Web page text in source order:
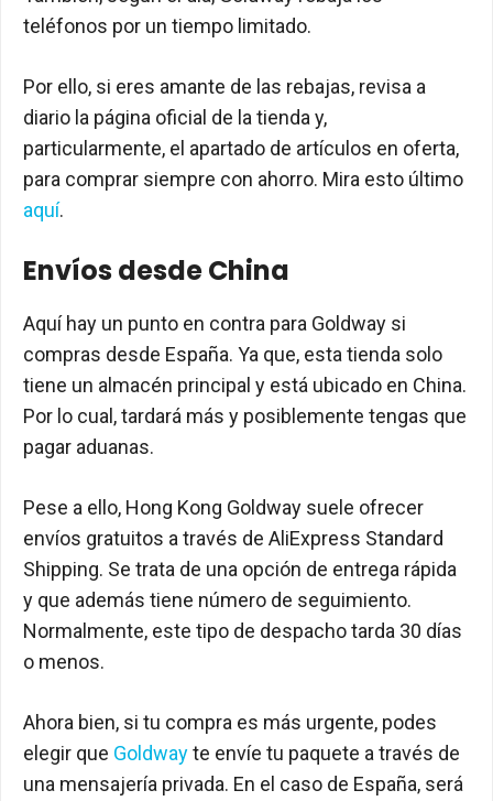
teléfonos por un tiempo limitado.
Por ello, si eres amante de las rebajas, revisa a
diario la página oficial de la tienda y,
particularmente, el apartado de artículos en oferta,
para comprar siempre con ahorro. Mira esto último
aquí.
Envíos desde China
Aquí hay un punto en contra para Goldway si
compras desde España. Ya que, esta tienda solo
tiene un almacén principal y está ubicado en China.
Por lo cual, tardará más y posiblemente tengas que
pagar aduanas.
Pese a ello, Hong Kong Goldway suele ofrecer
envíos gratuitos a través de AliExpress Standard
Shipping. Se trata de una opción de entrega rápida
y que además tiene número de seguimiento.
Normalmente, este tipo de despacho tarda 30 días
o menos.
Ahora bien, si tu compra es más urgente, podes
elegir que Goldwayte envíe tu paquete a través de
una mensajería privada. En el caso de España, será